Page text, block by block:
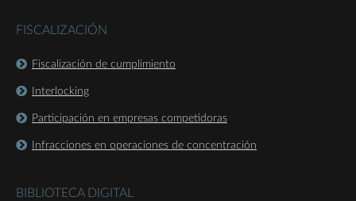
FISCALIZACIÓN
Fiscalización de cumplimiento
Interlocking
Participación en empresas competidoras
Infracciones en operaciones de concentración
BIBLIOTECA DIGITAL